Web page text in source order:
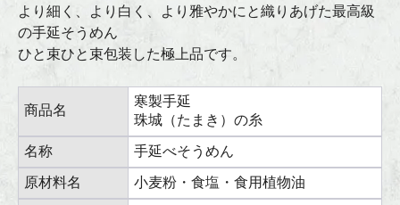
より細く、より白く、より雅やかにと織りあげた最高級
の手延そうめん
ひと束ひと束包装した極上品です。
商品名
寒製手延
珠城（たまき）の糸
名称 手延べそうめん
原材料名 小麦粉・食塩・食用植物油